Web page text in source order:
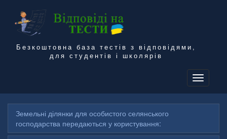
Безкоштовна база тестів з відповідями,
для студентів і школярів
Земельні ділянки для особистого селянського
господарства передаються у користування: